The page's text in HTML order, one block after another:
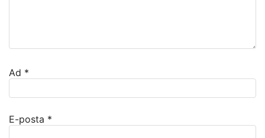
Ad *
E-posta *